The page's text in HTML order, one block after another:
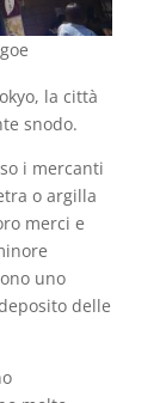
la città
snodo.
i mercanti
o argilla
merci e
uno
delle